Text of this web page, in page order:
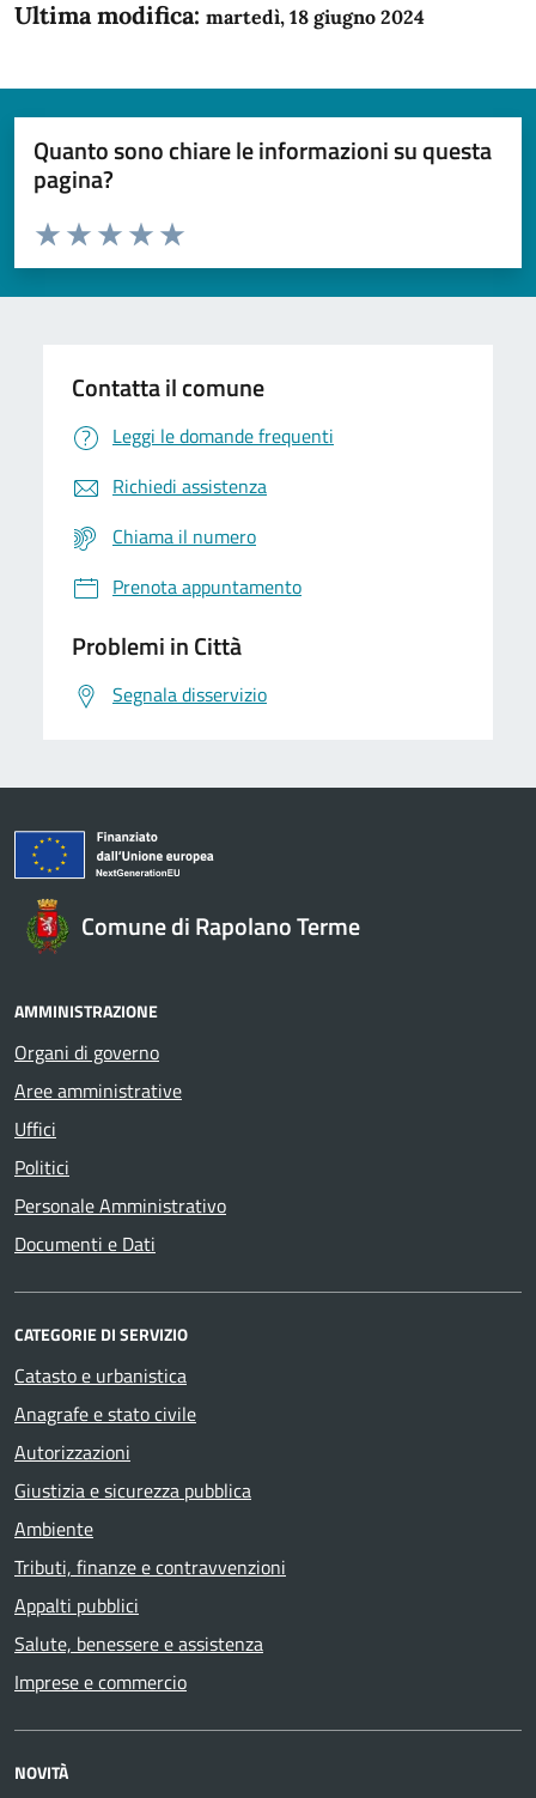
Ultima modifica: martedì, 18 giugno 2024
Quanto sono chiare le informazioni su questa
pagina?
Domanda
Valuta da 1 a 5 stelle la pagina
Valuta 5 stelle su 5
Valuta 4 stelle su 5
Valuta 3 stelle su 5
Valuta 2 stelle su 5
Valuta 1 stelle su 5
Contatta il comune
Leggi le domande frequenti
Richiedi assistenza
Chiama il numero
Prenota appuntamento
Problemi in Città
Segnala disservizio
Comune di Rapolano Terme
AMMINISTRAZIONE
Organi di governo
Aree amministrative
Uffici
Politici
Personale Amministrativo
Documenti e Dati
CATEGORIE DI SERVIZIO
Catasto e urbanistica
Anagrafe e stato civile
Autorizzazioni
Giustizia e sicurezza pubblica
Ambiente
Tributi, finanze e contravvenzioni
Appalti pubblici
Salute, benessere e assistenza
Imprese e commercio
NOVITÀ